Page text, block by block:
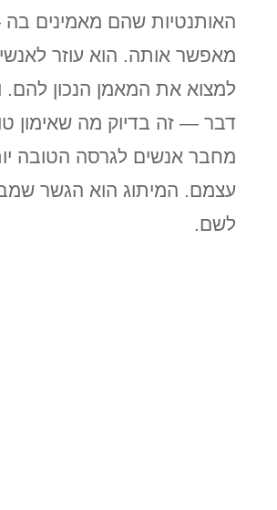
האותנטיות שהם מאמינים
מאפשר אותה. הוא עוזר
למצוא את המאמן הנכון להם.
דבר — זה בדיוק מה שאימון
מחבר אנשים לגרסה הטובה
עצמם. המיתוג הוא הגשר
לשם.